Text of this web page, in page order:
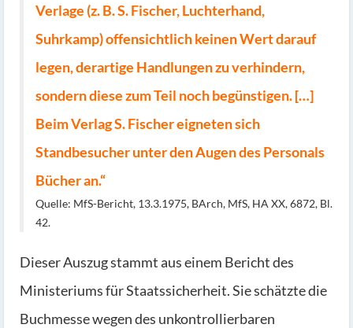
Verlage (z. B. S. Fischer, Luchterhand,
Suhrkamp) offensichtlich keinen Wert darauf
legen, derartige Handlungen zu verhindern,
sondern diese zum Teil noch begünstigen. […]
Beim Verlag S. Fischer eigneten sich
Standbesucher unter den Augen des Personals
Bücher an.“
Quelle: MfS-Bericht, 13.3.1975, BArch, MfS, HA XX, 6872, Bl.
42.
Dieser Auszug stammt aus einem Bericht des
Ministeriums für Staatssicherheit. Sie schätzte die
Buchmesse wegen des unkontrollierbaren